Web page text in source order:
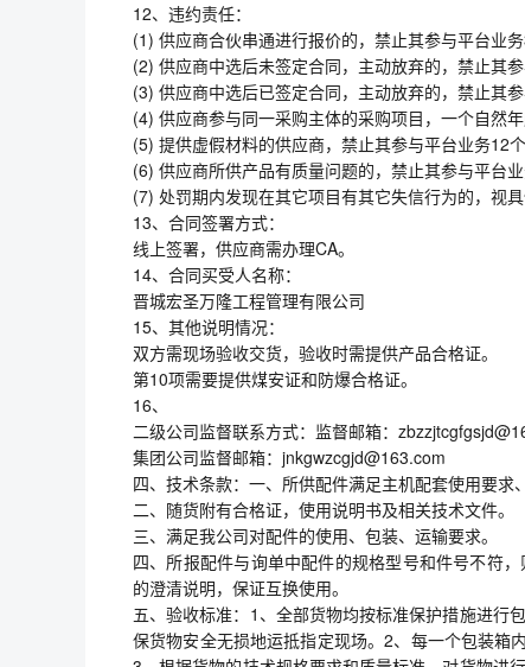
12、违约责任：
(1) 供应商合伙串通进行报价的，禁止其参与平台业务
(2) 供应商中选后未签定合同，主动放弃的，禁止其参
(3) 供应商中选后已签定合同，主动放弃的，禁止其
(4) 供应商参与同一采购主体的采购项目，一个自然
(5) 提供虚假材料的供应商，禁止其参与平台业务12个
(6) 供应商所供产品有质量问题的，禁止其参与平台业
(7) 处罚期内发现在其它项目有其它失信行为的，视
13、合同签署方式：
线上签署，供应商需办理CA。
14、合同买受人名称：
晋城宏圣万隆工程管理有限公司
15、其他说明情况：
双方需现场验收交货，验收时需提供产品合格证。
第10项需要提供煤安证和防爆合格证。
16、
二级公司监督联系方式：监督邮箱：
集团公司监督邮箱：jnkgwzcgjd@163.com
四、技术条款：一、所供配件满足主机配套使用要求
二、随货附有合格证，使用说明书及相关技术文件。
三、满足我公司对配件的使用、包装、运输要求。
四、所报配件与询单中配件的规格型号和件号不符
的澄清说明，保证互换使用。
五、验收标准：1、全部货物均按标准保护措施进行
保货物安全无损地运抵指定现场。2、每一个包装箱